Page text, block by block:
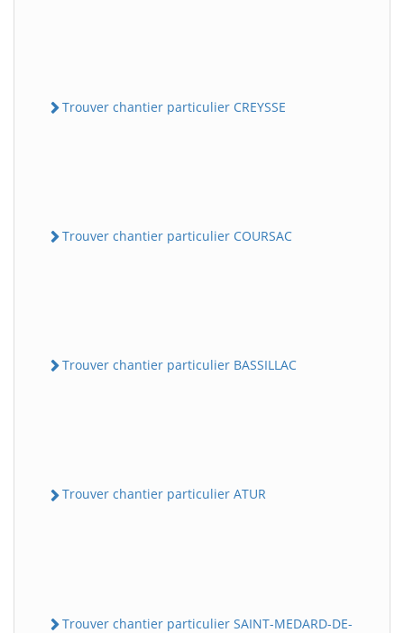
Trouver chantier particulier CREYSSE
Trouver chantier particulier COURSAC
Trouver chantier particulier BASSILLAC
Trouver chantier particulier ATUR
Trouver chantier particulier SAINT-MEDARD-DE-